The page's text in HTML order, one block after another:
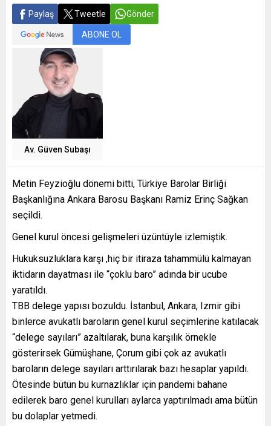
Paylaş Tweetle Gönder
ABONE OL
Av. Güven Subaşı
Metin Feyzioğlu dönemi bitti, Türkiye Barolar Birliği
Başkanlığına Ankara Barosu Başkanı Ramiz Erinç Sağkan
seçildi.
Genel kurul öncesi gelişmeleri üzüntüyle izlemiştik.
Hukuksuzluklara karşı ,hiç bir itiraza tahammülü kalmayan
iktidarın dayatması ile “çoklu baro” adında bir ucube
yaratıldı.
TBB delege yapısı bozuldu. İstanbul, Ankara, Izmir gibi
binlerce avukatlı baroların genel kurul seçimlerine katılacak
“delege sayıları” azaltılarak, buna karşılık örnekle
gösterirsek Gümüşhane, Çorum gibi çok az avukatlı
baroların delege sayıları arttırılarak bazı hesaplar yapıldı.
Ötesinde bütün bu kurnazlıklar için pandemi bahane
edilerek baro genel kurulları aylarca yaptırılmadı ama bütün
bu dolaplar yetmedi.